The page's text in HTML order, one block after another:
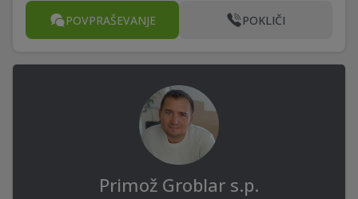
POVPRAŠEVANJE POKLIČI
Primož Groblar s.p.